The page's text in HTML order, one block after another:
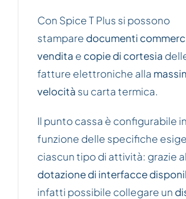
Con Spice T Plus si possono
stampare documenti
vendita e copie di cortesia
fatture elettroniche alla
velocità su carta termica.
Il punto cassa è configurabile in
funzione delle specifiche
ciascun tipo di attività: grazie
dotazione di interfacce
infatti possibile collegare un